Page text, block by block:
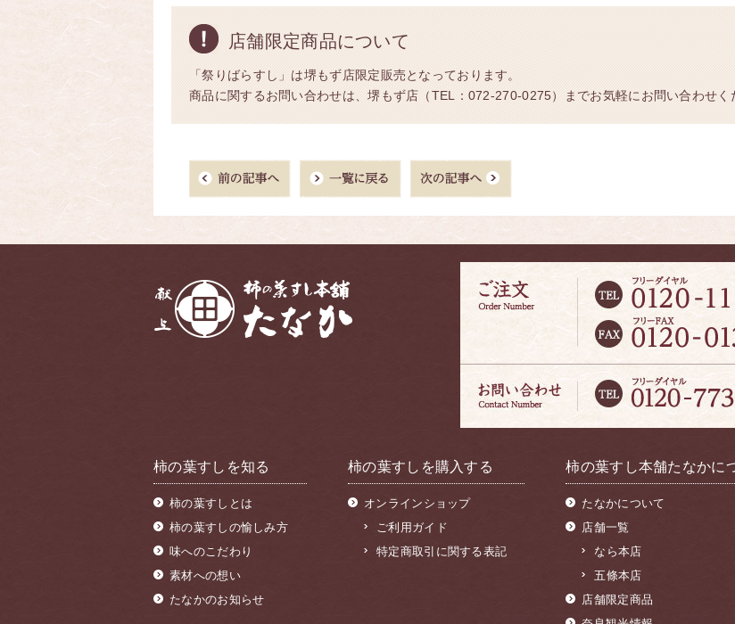
店舗限定商品について
「祭りばらすし」は堺もず店限定販売となっております。
商品に関するお問い合わせは、堺もず店（TEL：072-270-0275）までお気軽にお問い合わせく
柿の葉すしを知る
柿の葉すしとは
柿の葉すしの愉しみ方
味へのこだわり
素材への想い
たなかのお知らせ
柿の葉すしを購入する
オンラインショップ
ご利用ガイド
特定商取引に関する表記
柿の葉すし本舗たなかに
たなかについて
店舗一覧
なら本店
五條本店
店舗限定商品